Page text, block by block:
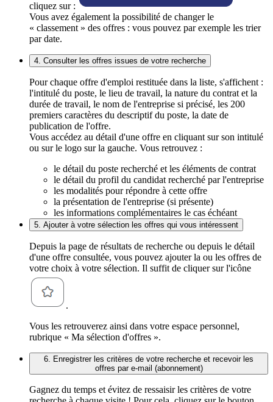
cliquez sur :
Vous avez également la possibilité de changer le
« classement » des offres : vous pouvez par exemple les trier
par date.
4. Consulter les offres issues de votre recherche
Pour chaque offre d'emploi restituée dans la liste, s'affichent :
l'intitulé du poste, le lieu de travail, la nature du contrat et la
durée de travail, le nom de l'entreprise si précisé, les 200
premiers caractères du descriptif du poste, la date de
publication de l'offre.
Vous accédez au détail d'une offre en cliquant sur son intitulé
ou sur le logo sur la gauche. Vous retrouvez :
le détail du poste recherché et les éléments de contrat
le détail du profil du candidat recherché par l'entreprise
les modalités pour répondre à cette offre
la présentation de l'entreprise (si présente)
les informations complémentaires le cas échéant
5. Ajouter à votre sélection les offres qui vous intéressent
Depuis la page de résultats de recherche ou depuis le détail
d'une offre consultée, vous pouvez ajouter la ou les offres de
votre choix à votre sélection. Il suffit de cliquer sur l'icône
.
Vous les retrouverez ainsi dans votre espace personnel,
rubrique « Ma sélection d'offres ».
6. Enregistrer les critères de votre recherche et recevoir les
offres par e-mail (abonnement)
Gagnez du temps et évitez de ressaisir les critères de votre